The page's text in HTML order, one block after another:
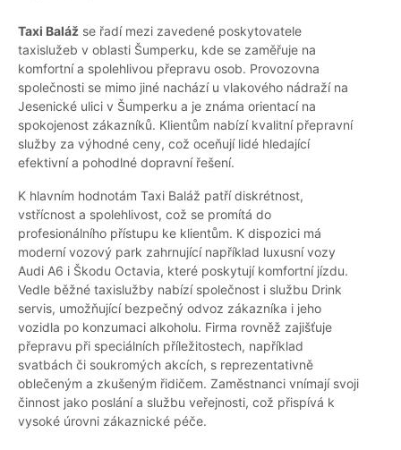
Taxi Baláž se řadí mezi zavedené poskytovatele
taxislužeb v oblasti Šumperku, kde se zaměřuje na
komfortní a spolehlivou přepravu osob. Provozovna
společnosti se mimo jiné nachází u vlakového nádraží na
Jesenické ulici v Šumperku a je známa orientací na
spokojenost zákazníků. Klientům nabízí kvalitní přepravní
služby za výhodné ceny, což oceňují lidé hledající
efektivní a pohodlné dopravní řešení.
K hlavním hodnotám Taxi Baláž patří diskrétnost,
vstřícnost a spolehlivost, což se promítá do
profesionálního přístupu ke klientům. K dispozici má
moderní vozový park zahrnující například luxusní vozy
Audi A6 i Škodu Octavia, které poskytují komfortní jízdu.
Vedle běžné taxislužby nabízí společnost i službu Drink
servis, umožňující bezpečný odvoz zákazníka i jeho
vozidla po konzumaci alkoholu. Firma rovněž zajišťuje
přepravu při speciálních příležitostech, například
svatbách či soukromých akcích, s reprezentativně
oblečeným a zkušeným řidičem. Zaměstnanci vnímají svoji
činnost jako poslání a službu veřejnosti, což přispívá k
vysoké úrovni zákaznické péče.